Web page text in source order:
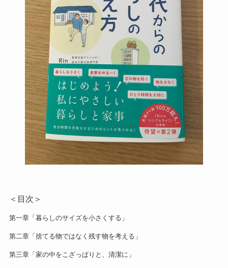
＜目次＞
第一章「暮らしのサイズを小さくする」
第二章「捨てる物ではなく残す物を考える」
第三章「家の中をこざっぱりと、清潔に」